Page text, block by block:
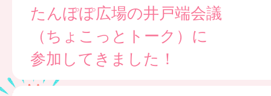
たんぽぽ広場の井戸端会議
（ちょこっとトーク）に
参加してきました！